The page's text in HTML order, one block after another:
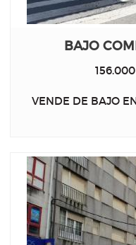
BAJO
VENDE DE BAJO